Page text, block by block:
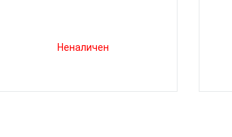
Неналичен